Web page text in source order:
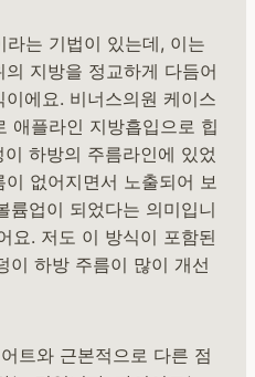
라는 기법이 있는데, 이는
지방을 정교하게 다듬어
에요. 비너스의원 케이스
애플라인 지방흡입으로 힙
하방의 주름라인에 있었
없어지면서 노출되어 보
륨업이 되었다는 의미입니
요. 저도 이 방식이 포함된
이 하방 주름이 많이 개선
트와 근본적으로 다른 점